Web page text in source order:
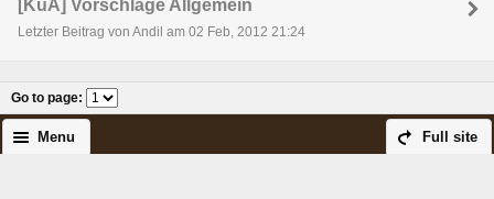
[KuA] Vorschläge Allgemein
Letzter Beitrag von Andil am 02 Feb, 2012 21:24
Go to page:
Full site
Menu